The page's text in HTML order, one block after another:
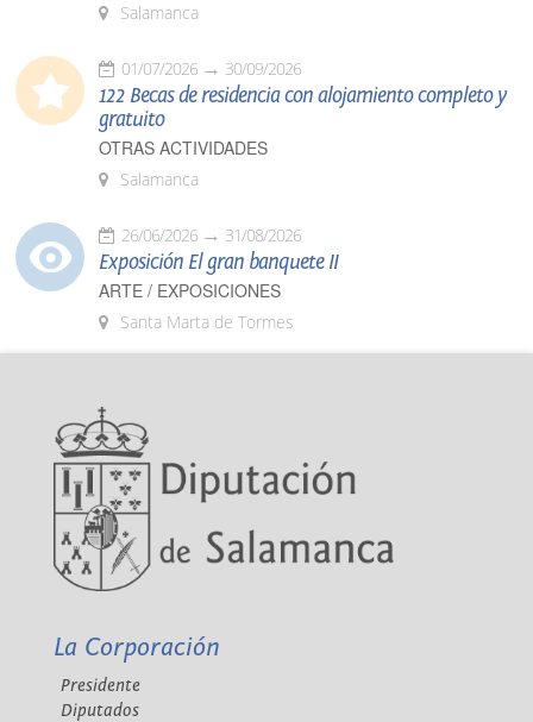
Salamanca
01/07/2026 30/09/2026
122 Becas de residencia con alojamiento completo y
gratuito
OTRAS ACTIVIDADES
Salamanca
26/06/2026 31/08/2026
Exposición El gran banquete II
ARTE / EXPOSICIONES
Santa Marta de Tormes
La Corporación
Presidente
Diputados